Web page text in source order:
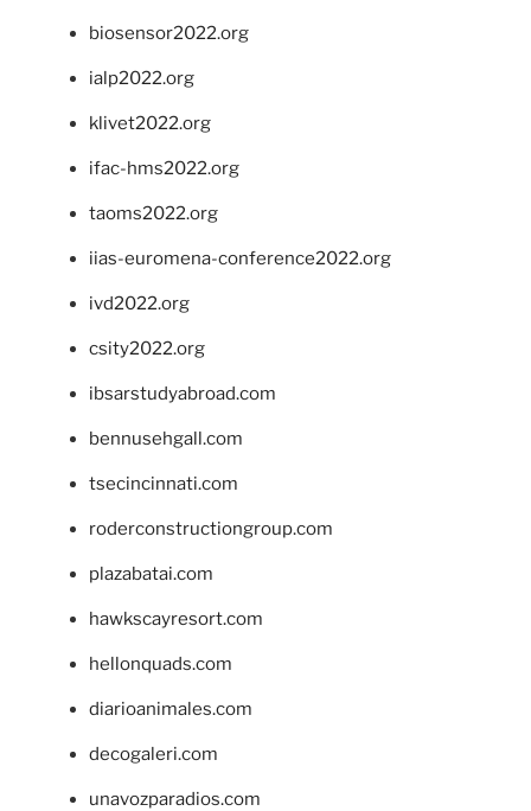
biosensor2022.org
ialp2022.org
klivet2022.org
ifac-hms2022.org
taoms2022.org
iias-euromena-conference2022.org
ivd2022.org
csity2022.org
ibsarstudyabroad.com
bennusehgall.com
tsecincinnati.com
roderconstructiongroup.com
plazabatai.com
hawkscayresort.com
hellonquads.com
diarioanimales.com
decogaleri.com
unavozparadios.com